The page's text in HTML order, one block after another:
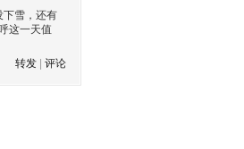
下雪，还有
这一天值
转发
评论